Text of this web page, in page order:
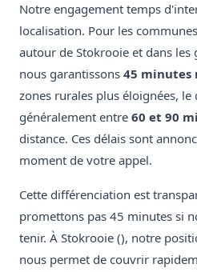
Notre engagement temps
localisation. Pour les
autour de Stokrooie et dans les
nous garantissons 45 minutes
zones rurales plus éloignées, le
généralement entre 60 et 90
distance. Ces délais sont
moment de votre appel.
Cette différenciation est
promettons pas 45 minutes si
tenir. À Stokrooie (), notre
nous permet de couvrir